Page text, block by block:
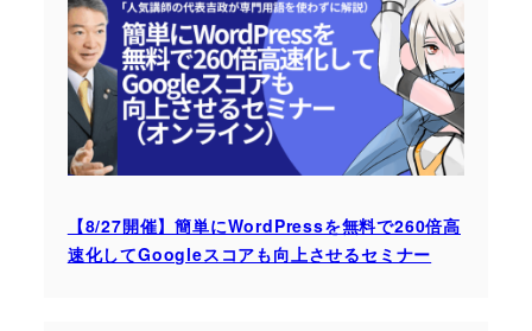
【8/27開催】簡単にWordPressを無料で260倍高
速化してGoogleスコアも向上させるセミナー